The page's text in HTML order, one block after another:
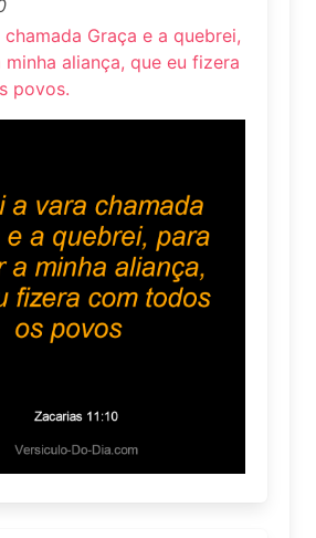
Graça e a quebrei,
minha aliança, que eu fizera
povos.